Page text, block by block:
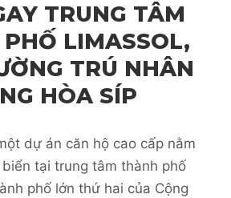
TRUNG TÂM
LIMASSOL,
TRÚ NHÂN
HÒA SÍP
dự án căn hộ cao cấp nằm
tại trung tâm thành phố
phố lớn thứ hai của Cộng